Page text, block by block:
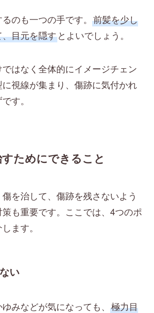
のも一つの手です。 前髪を少し
目元を隠すとよいでしょう。
はなく全体的にイメージチェン
視線が集まり、傷跡に気付かれ
す。
ためにできること
を治して、傷跡を残さないよう
も重要です。ここでは、4つのポ
ます。
い
みなどが気になっても、 極力目